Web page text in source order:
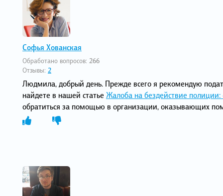
Софья Хованская
Обработано вопросов: 266
Отзывы: 2
Людмила, добрый день. Прежде всего я рекомендую
найдете в нашей статье Жалоба на бездействие полиции:
обратиться за помощью в организации, оказывающих